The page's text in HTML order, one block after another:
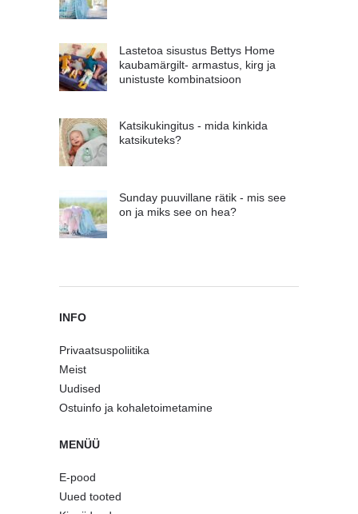
Lastetoa sisustus Bettys Home
kaubamärgilt- armastus, kirg ja
unistuste kombinatsioon
Katsikukingitus - mida kinkida
katsikuteks?
Sunday puuvillane rätik - mis see
on ja miks see on hea?
INFO
Privaatsuspoliitika
Meist
Uudised
Ostuinfo ja kohaletoimetamine
MENÜÜ
E-pood
Uued tooted